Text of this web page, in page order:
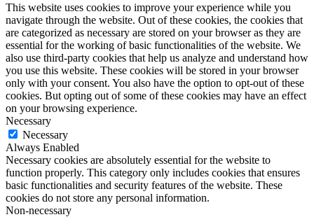
This website uses cookies to improve your experience while you
navigate through the website. Out of these cookies, the cookies that
are categorized as necessary are stored on your browser as they are
essential for the working of basic functionalities of the website. We
also use third-party cookies that help us analyze and understand how
you use this website. These cookies will be stored in your browser
only with your consent. You also have the option to opt-out of these
cookies. But opting out of some of these cookies may have an effect
on your browsing experience.
Necessary
Necessary
Always Enabled
Necessary cookies are absolutely essential for the website to
function properly. This category only includes cookies that ensures
basic functionalities and security features of the website. These
cookies do not store any personal information.
Non-necessary